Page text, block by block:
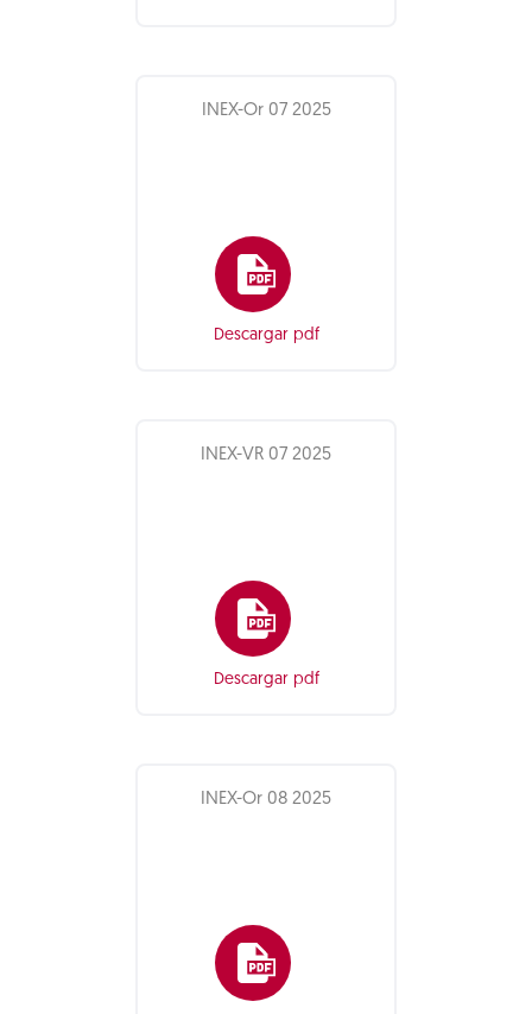
INEX-Or 07 2025
Descargar pdf
INEX-VR 07 2025
Descargar pdf
INEX-Or 08 2025